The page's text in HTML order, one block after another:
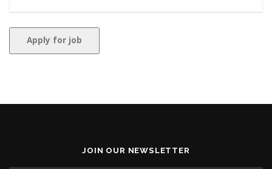
JOIN OUR NEWSLETTER